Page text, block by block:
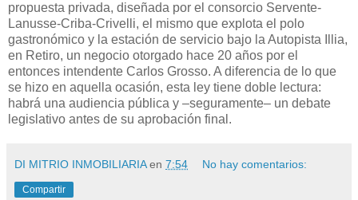
propuesta privada, diseñada por el consorcio Servente-
Lanusse-Criba-Crivelli, el mismo que explota el polo
gastronómico y la estación de servicio bajo la Autopista Illia,
en Retiro, un negocio otorgado hace 20 años por el
entonces intendente Carlos Grosso. A diferencia de lo que
se hizo en aquella ocasión, esta ley tiene doble lectura:
habrá una audiencia pública y –seguramente– un debate
legislativo antes de su aprobación final.
DI MITRIO INMOBILIARIA en 7:54 No hay comentarios:
Compartir